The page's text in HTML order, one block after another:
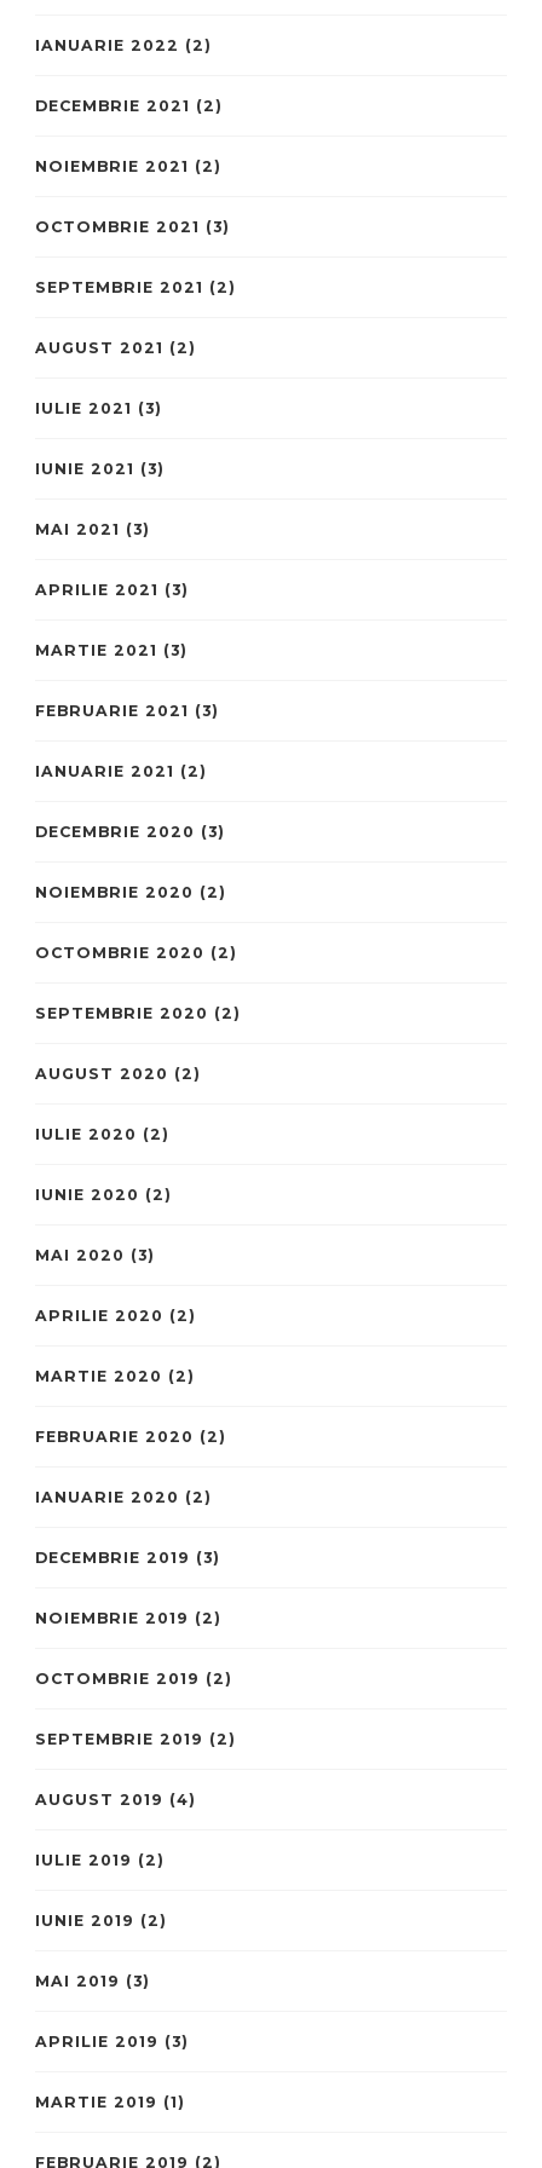
IANUARIE 2022 (2)
DECEMBRIE 2021 (2)
NOIEMBRIE 2021 (2)
OCTOMBRIE 2021 (3)
SEPTEMBRIE 2021 (2)
AUGUST 2021 (2)
IULIE 2021 (3)
IUNIE 2021 (3)
MAI 2021 (3)
APRILIE 2021 (3)
MARTIE 2021 (3)
FEBRUARIE 2021 (3)
IANUARIE 2021 (2)
DECEMBRIE 2020 (3)
NOIEMBRIE 2020 (2)
OCTOMBRIE 2020 (2)
SEPTEMBRIE 2020 (2)
AUGUST 2020 (2)
IULIE 2020 (2)
IUNIE 2020 (2)
MAI 2020 (3)
APRILIE 2020 (2)
MARTIE 2020 (2)
FEBRUARIE 2020 (2)
IANUARIE 2020 (2)
DECEMBRIE 2019 (3)
NOIEMBRIE 2019 (2)
OCTOMBRIE 2019 (2)
SEPTEMBRIE 2019 (2)
AUGUST 2019 (4)
IULIE 2019 (2)
IUNIE 2019 (2)
MAI 2019 (3)
APRILIE 2019 (3)
MARTIE 2019 (1)
FEBRUARIE 2019 (2)